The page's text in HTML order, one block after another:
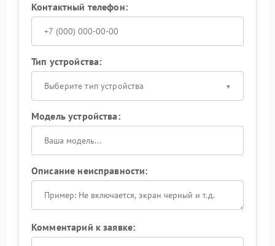
Контактный телефон:
Тип устройства:
Выберите тип устройства
Модель устройства:
Описание неисправности:
Комментарий к заявке: